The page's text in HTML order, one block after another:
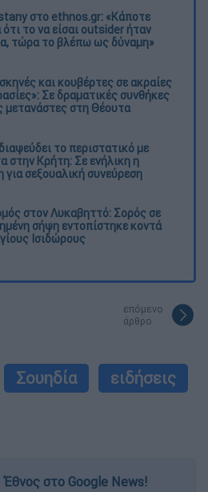
στο ethnos.gr: «Κάποτε
ότι το να είσαι outsider ήταν
τώρα το βλέπω ως δύναμη»
και κουβέρτες σε ακραίες
Σε δραματικές συνθήκες
μετανάστες στη Θέουτα
το περιστατικό με
στην Κρήτη: Σε ενήλικη η
για σεξουαλική συνεύρεση
στον Λυκαβηττό: Σορός σε
σήψη εντοπίστηκε κοντά
Ισιδώρους
επόμενο
άρθρο
Σουηδία
ειδήσεις
στο Google News!